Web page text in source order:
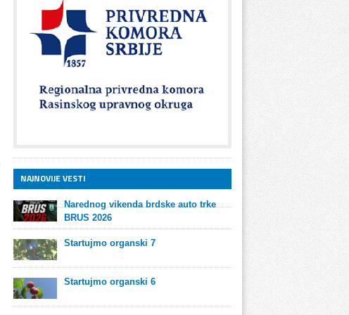
NAJNOVIJE VESTI
Narednog vikenda brdske auto trke
BRUS 2026
Startujmo organski 7
Startujmo organski 6